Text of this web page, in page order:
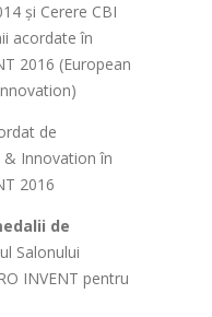
și Cerere CBI
acordate în
2016 (European
de
& Innovation în
2016
de
Salonului
INVENT pentru